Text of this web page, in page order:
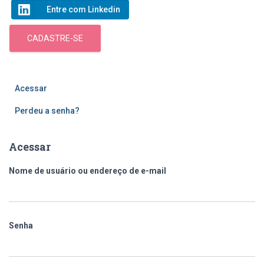
Entre com Linkedin
CADASTRE-SE
Acessar
Perdeu a senha?
Acessar
Nome de usuário ou endereço de e-mail
Senha